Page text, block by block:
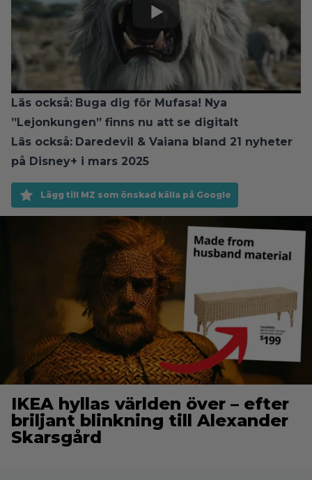
Läs också: Buga dig för Mufasa! Nya
”Lejonkungen” finns nu att se digitalt
Läs också: Daredevil & Vaiana bland 21 nyheter
på Disney+ i mars 2025
Lägg till MZ som önskad källa på Google
IKEA hyllas världen över – efter
briljant blinkning till Alexander
Skarsgård